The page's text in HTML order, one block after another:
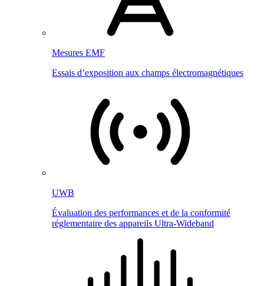
Mesures EMF
Essais d’exposition aux champs électromagnétiques
UWB
Évaluation des performances et de la conformité
réglementaire des appareils Ultra-Wideband